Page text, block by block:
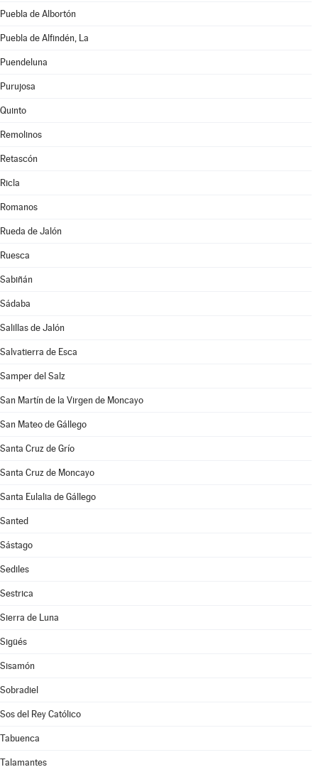
Puebla de Albortón
Puebla de Alfindén, La
Puendeluna
Purujosa
Quinto
Remolinos
Retascón
Ricla
Romanos
Rueda de Jalón
Ruesca
Sabiñán
Sádaba
Salillas de Jalón
Salvatierra de Esca
Samper del Salz
San Martín de la Virgen de Moncayo
San Mateo de Gállego
Santa Cruz de Grío
Santa Cruz de Moncayo
Santa Eulalia de Gállego
Santed
Sástago
Sediles
Sestrica
Sierra de Luna
Sigüés
Sisamón
Sobradiel
Sos del Rey Católico
Tabuenca
Talamantes